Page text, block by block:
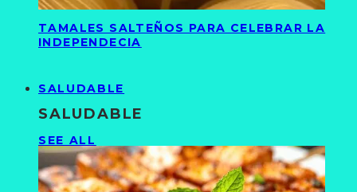
TAMALES SALTEÑOS PARA CELEBRAR LA
INDEPENDECIA
SALUDABLE
SALUDABLE
SEE ALL